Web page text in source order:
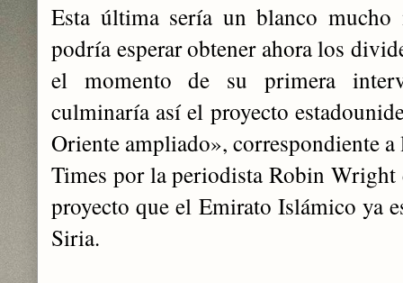
Esta última sería un blanco
podría esperar obtener ahora los
el momento de su primera
culminaría así el proyecto
Oriente ampliado», correspondiente
Times por la periodista Robin
proyecto que el Emirato Islámico ya
Siria.